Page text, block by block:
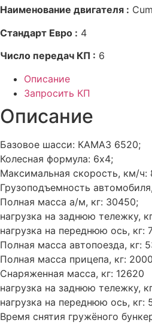
Наименование двигателя :
Стандарт Евро : 4
Число передач КП : 6
Описание
Запросить КП
Описание
Базовое шасси: КАМАЗ 6520;
Колесная формула: 6х4;
Максимальная скорость, км/ч:
Грузоподъемность
Полная масса а/м, кг: 30450;
нагрузка на заднюю тележку,
нагрузка на переднюю ось, кг:
Полная масса автопоезда, кг:
Полная масса прицепа, кг:
Снаряженная масса, кг: 12620
нагрузка на заднюю тележку,
нагрузка на переднюю ось, кг:
Время снятия гружёного